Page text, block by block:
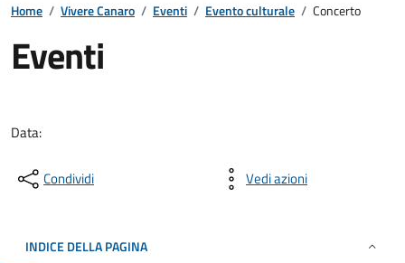
Home / Vivere Canaro / Eventi / Evento culturale / Concerto
Eventi
Data:
Condividi Vedi azioni
INDICE DELLA PAGINA